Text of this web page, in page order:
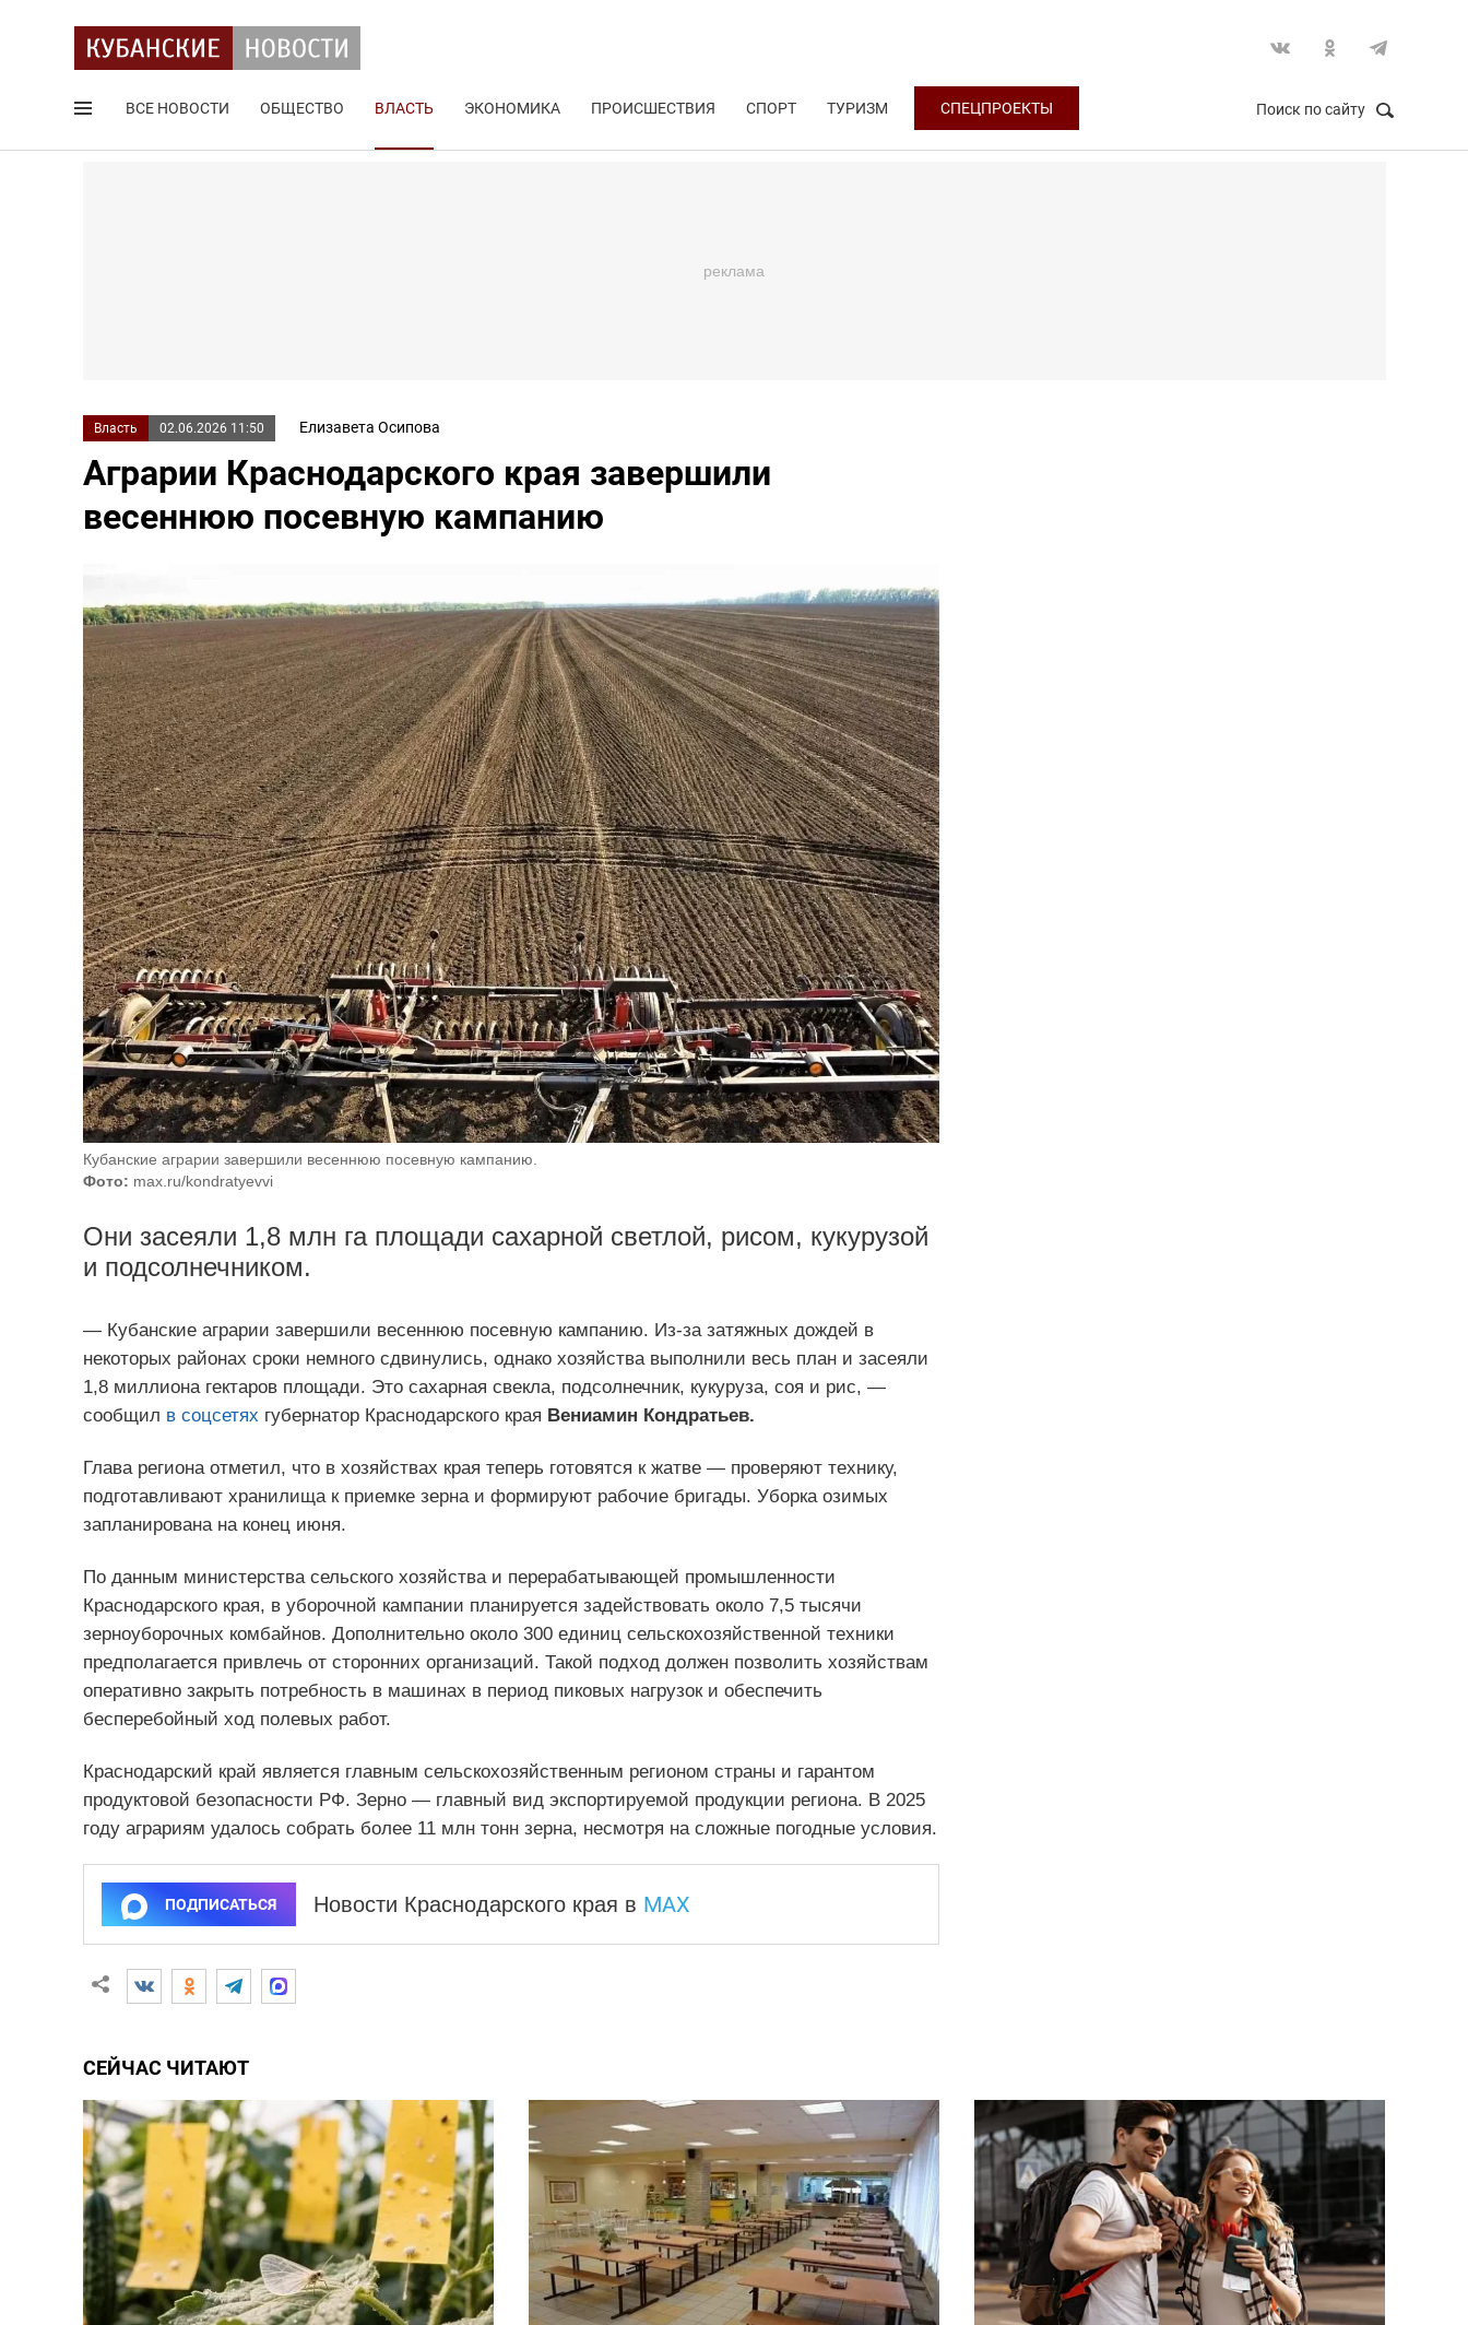
ВСЕ НОВОСТИ ОБЩЕСТВО ВЛАСТЬ ЭКОНОМИКА ПРОИСШЕСТВИЯ СПОРТ ТУРИЗМ СПЕЦПРОЕКТЫ Поиск по сайту
Власть 02.06.2026 11:50 Елизавета Осипова
Аграрии Краснодарского края завершили
весеннюю посевную кампанию
Кубанские аграрии завершили весеннюю посевную кампанию.
Фото: max.ru/kondratyevvi
Они засеяли 1,8 млн га площади сахарной светлой, рисом, кукурузой
и подсолнечником.
— Кубанские аграрии завершили весеннюю посевную кампанию. Из-за затяжных дождей в
некоторых районах сроки немного сдвинулись, однако хозяйства выполнили весь план и засеяли
1,8 миллиона гектаров площади. Это сахарная свекла, подсолнечник, кукуруза, соя и рис, —
сообщил в соцсетях губернатор Краснодарского края Вениамин Кондратьев.
Глава региона отметил, что в хозяйствах края теперь готовятся к жатве — проверяют технику,
подготавливают хранилища к приемке зерна и формируют рабочие бригады. Уборка озимых
запланирована на конец июня.
По данным министерства сельского хозяйства и перерабатывающей промышленности
Краснодарского края, в уборочной кампании планируется задействовать около 7,5 тысячи
зерноуборочных комбайнов. Дополнительно около 300 единиц сельскохозяйственной техники
предполагается привлечь от сторонних организаций. Такой подход должен позволить хозяйствам
оперативно закрыть потребность в машинах в период пиковых нагрузок и обеспечить
бесперебойный ход полевых работ.
Краснодарский край является главным сельскохозяйственным регионом страны и гарантом
продуктовой безопасности РФ. Зерно — главный вид экспортируемой продукции региона. В 2025
году аграриям удалось собрать более 11 млн тонн зерна, несмотря на сложные погодные условия.
ПОДПИСАТЬСЯ Новости Краснодарского края в MAX
СЕЙЧАС ЧИТАЮТ